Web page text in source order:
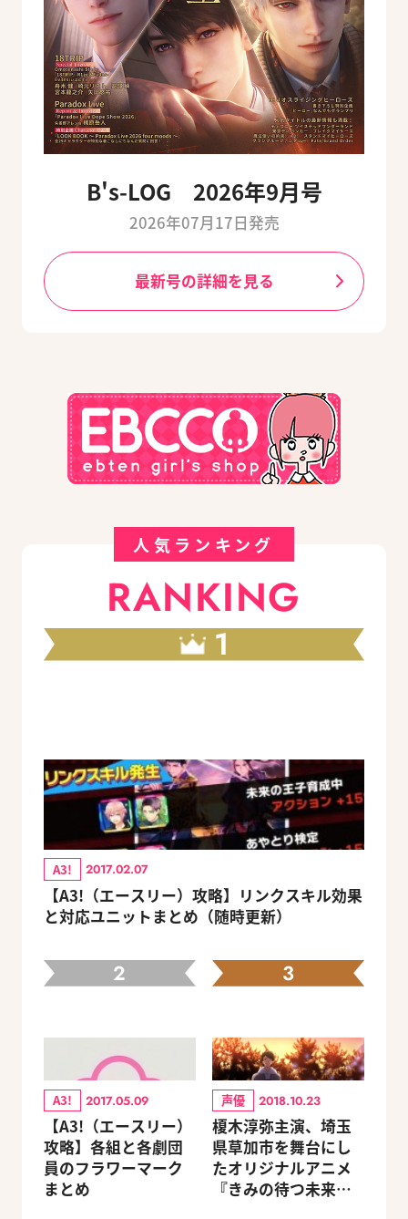
B's-LOG 2026年9月号
2026年07月17日発売
最新号の詳細を見る
人気ランキング
RANKING
1
A3! 2017.02.07
【A3!（エースリー）攻略】リンクスキル効果
と対応ユニットまとめ（随時更新）
2
A3! 2017.05.09
【A3!（エースリー）
攻略】各組と各劇団
員のフラワーマーク
まとめ
3
声優 2018.10.23
榎木淳弥主演、埼玉
県草加市を舞台にし
たオリジナルアニメ
『きみの待つ未来